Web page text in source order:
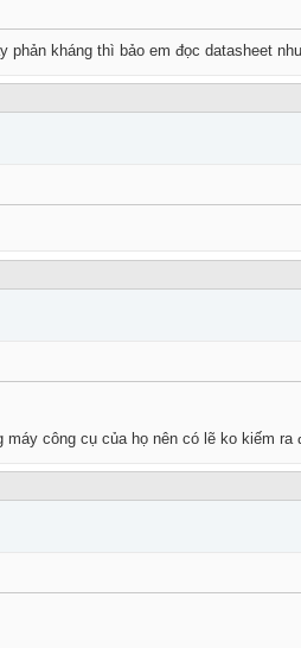
kháng thì bảo em đọc datasheet
công cụ của họ nên có lẽ ko kiếm ra